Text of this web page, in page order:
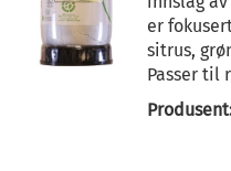
er
sitrus,
Passer til